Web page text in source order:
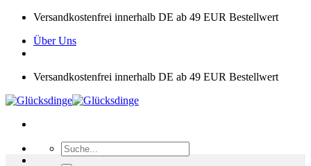
Zum
springen
Versandkostenfrei innerhalb DE ab 49 EUR Bestellwert
Über Uns
Versandkostenfrei innerhalb DE ab 49 EUR Bestellwert
Suchen
nach: